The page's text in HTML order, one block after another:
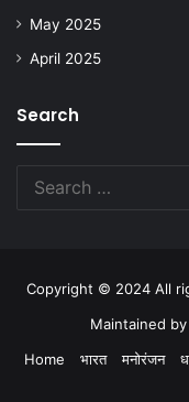
May 2025
April 2025
Search
Copyright © 2024 All
Maintained
Home
भारत मनोरंजन